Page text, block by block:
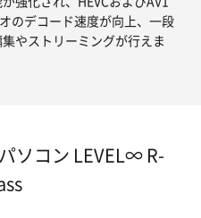
のデコード速度が向上、一段
やストリーミングが行えま
ソコン LEVEL∞ R-